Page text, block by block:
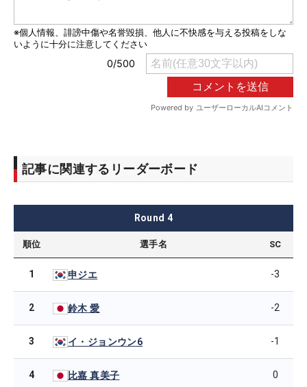
記事に関連するリーダーボード
Round 4
順位 選手名 SC
1 申ジエ -3
2 鈴木 愛 -2
3 イ・ジョンウン6 -1
4 比嘉 真美子 0